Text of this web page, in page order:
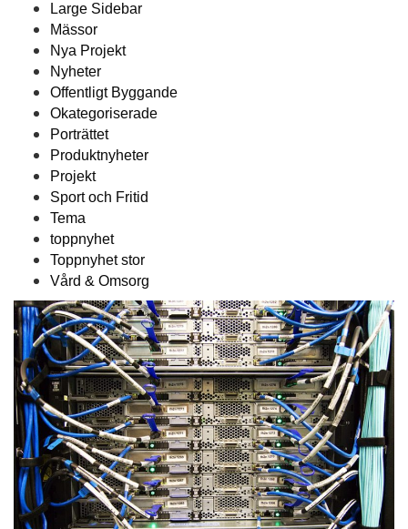
Large Sidebar
Mässor
Nya Projekt
Nyheter
Offentligt Byggande
Okategoriserade
Porträttet
Produktnyheter
Projekt
Sport och Fritid
Tema
toppnyhet
Toppnyhet stor
Vård & Omsorg